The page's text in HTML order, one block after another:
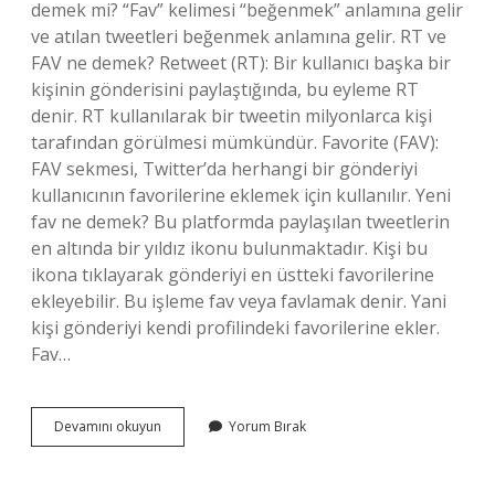
demek mi? “Fav” kelimesi “beğenmek” anlamına gelir
ve atılan tweetleri beğenmek anlamına gelir. RT ve
FAV ne demek? Retweet (RT): Bir kullanıcı başka bir
kişinin gönderisini paylaştığında, bu eyleme RT
denir. RT kullanılarak bir tweetin milyonlarca kişi
tarafından görülmesi mümkündür. Favorite (FAV):
FAV sekmesi, Twitter’da herhangi bir gönderiyi
kullanıcının favorilerine eklemek için kullanılır. Yeni
fav ne demek? Bu platformda paylaşılan tweetlerin
en altında bir yıldız ikonu bulunmaktadır. Kişi bu
ikona tıklayarak gönderiyi en üstteki favorilerine
ekleyebilir. Bu işleme fav veya favlamak denir. Yani
kişi gönderiyi kendi profilindeki favorilerine ekler.
Fav…
Devamını okuyun
Ne
Yorum Bırak